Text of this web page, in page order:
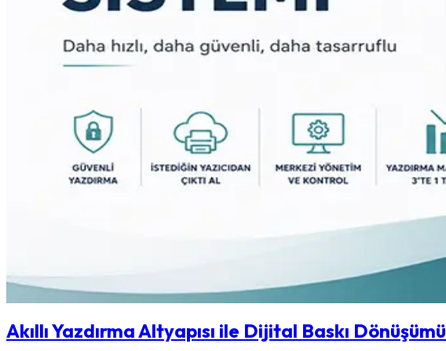
Akıllı Yazdırma Altyapısı ile Dijital Baskı Dönüşümü